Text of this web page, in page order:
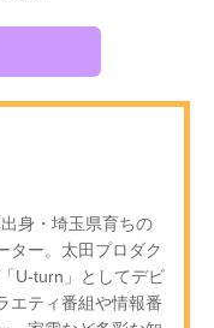
身・埼玉県育ちの
ター。太田プロダク
U-turn」としてデビ
エティ番組や情報番